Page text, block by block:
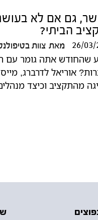
גם אם לא
הביתי?
26/03/ מאת צוות
שהחודש אתה גומר עם
אוריאל לדרברג,
מהתקציב וכיצד